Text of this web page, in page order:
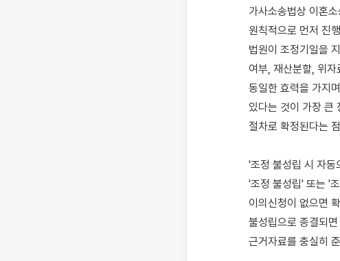
가사소송법상 이혼
원칙적으로 먼저 진
법원이 조정기일을
여부, 재산분할, 위
동일한 효력을 가지
있다는 것이 가장 큰
절차로 확정된다는
'조정 불성립 시 자
'조정 불성립' 또는 '
이의신청이 없으면
불성립으로 종결되
근거자료를 충실히